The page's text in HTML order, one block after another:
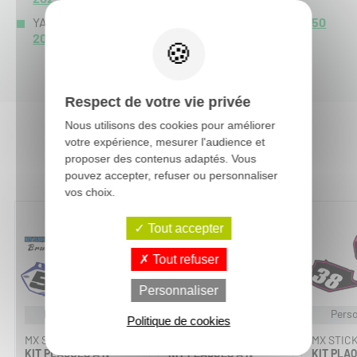
YAMAHA YZ 250 :
YZ 250
2025
Vous aimerez aussi :
Personnalisable
MX STICKERS
KIT PLAQUES À N°
Personnalisable
KIT PLAQUES À N°
MX
KIT
Respect de votre vie privée
Nous utilisons des cookies pour améliorer
votre expérience, mesurer l'audience et
proposer des contenus adaptés. Vous
pouvez accepter, refuser ou personnaliser
vos choix.
Tout accepter
Tout refuser
Personnaliser
Politique de cookies